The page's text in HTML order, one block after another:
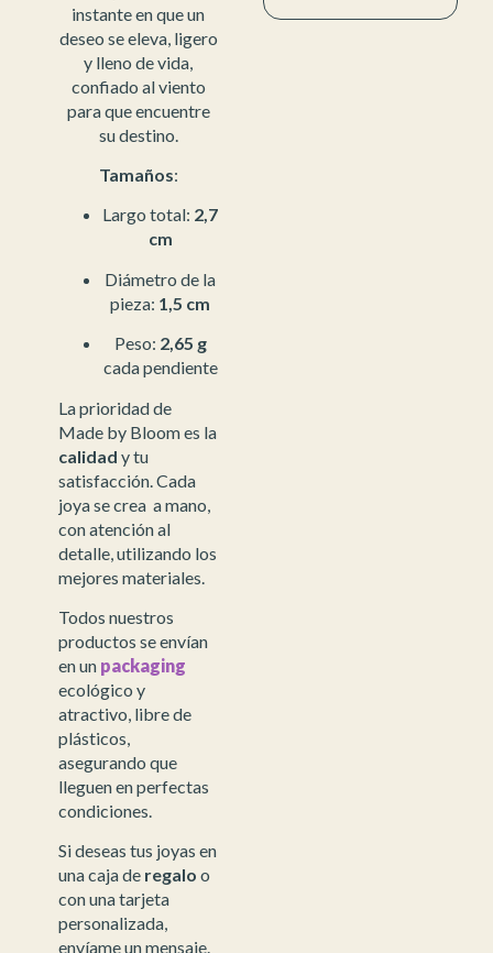
instante en que un
deseo se eleva, ligero
y lleno de vida,
confiado al viento
para que encuentre
su destino.
Tamaños:
Largo total: 2,7
cm
Diámetro de la
pieza: 1,5 cm
Peso: 2,65 g
cada pendiente
La prioridad de
Made by Bloom es la
calidad y tu
satisfacción. Cada
joya se crea a mano,
con atención al
detalle, utilizando los
mejores materiales.
Todos nuestros
productos se envían
en un packaging
ecológico y
atractivo, libre de
plásticos,
asegurando que
lleguen en perfectas
condiciones.
Si deseas tus joyas en
una caja de regalo o
con una tarjeta
personalizada,
envíame un mensaje.